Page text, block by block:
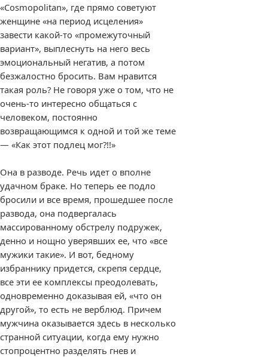
«Cosmopolitan», где прямо советуют
женщине «на период исцеления»
завести какой-то «промежуточный
вариант», выплеснуть на него весь
эмоциональный негатив, а потом
безжалостно бросить. Вам нравится
такая роль? Не говоря уже о том, что не
очень-то интересно общаться с
человеком, постоянно
возвращающимся к одной и той же теме
— «Как этот подлец мог?!!»
Она в разводе. Речь идет о вполне
удачном браке. Но теперь ее подло
бросили и все время, прошедшее после
развода, она подвергалась
массированному обстрелу подружек,
денно и нощно уверявших ее, что «все
мужики такие». И вот, бедному
избраннику придется, скрепя сердце,
все эти ее комплексы преодолевать,
одновременно доказывая ей, «что он
другой», то есть не верблюд. Причем
мужчина оказывается здесь в несколько
странной ситуации, когда ему нужно
стопроцентно разделять гнев и